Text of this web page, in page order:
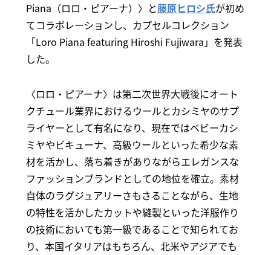
Piana（ロロ・ピアーナ）〉と藤原ヒロシ氏が初め
てコラボレーションし、カプセルコレクション
「Loro Piana featuring Hiroshi Fujiwara」を発表
した。
〈ロロ・ピアーナ〉は第二次世界大戦後にオート
クチュール業界におけるウールとカシミヤのサプ
ライヤーとして有名になり、現在ではベビーカシ
ミヤやビキューナ、高級ウールといった希少な素
材を活かし、落ち着きがありながらエレガンスな
ファッションブランドとしての地位を確立。素材
自体のラグジュアリーさもさることながら、生地
の特性を活かしたカットや縫製といった洋服作り
の技術においても第一級であることで知られてお
り、本国イタリアはもちろん、北米やアジアでも